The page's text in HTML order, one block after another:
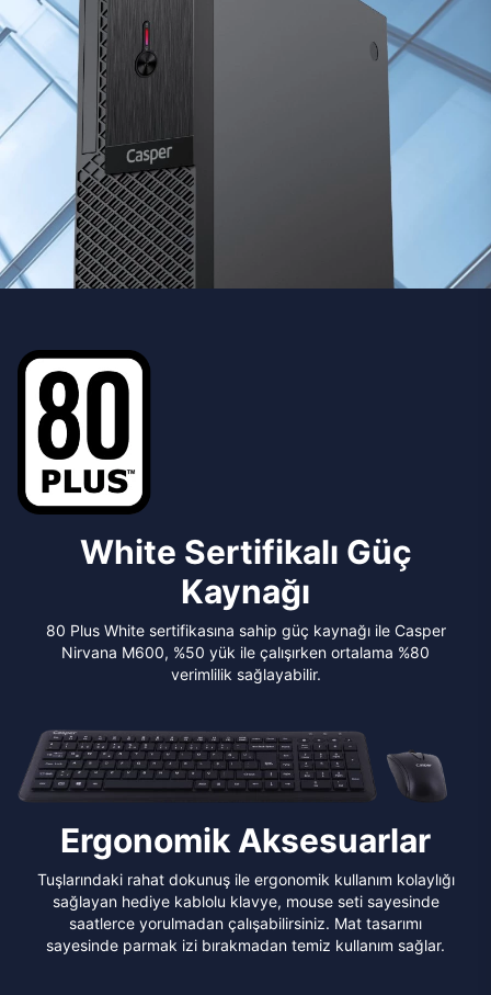
White Sertifikalı Güç
Kaynağı
80 Plus White sertifikasına sahip güç kaynağı ile Casper
Nirvana M600, %50 yük ile çalışırken ortalama %80
verimlilik sağlayabilir.
Ergonomik Aksesuarlar
Tuşlarındaki rahat dokunuş ile ergonomik kullanım kolaylığı
sağlayan hediye kablolu klavye, mouse seti sayesinde
saatlerce yorulmadan çalışabilirsiniz. Mat tasarımı
sayesinde parmak izi bırakmadan temiz kullanım sağlar.